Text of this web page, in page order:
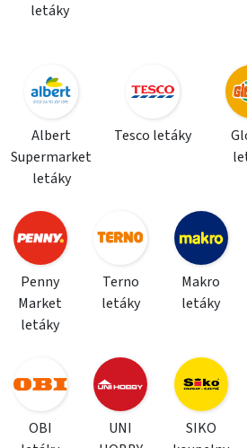
letáky
Albert
Supermarket
letáky
Tesco letáky
Penny
Market
letáky
Terno
letáky
Makro
letáky
OBI
UNI
SIKO